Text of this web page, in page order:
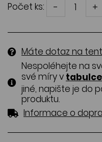
Počet ks: - +
Máte dotaz na
Nespoléhejte na
své míry v
jiné, napište je do
produktu.
Informace o